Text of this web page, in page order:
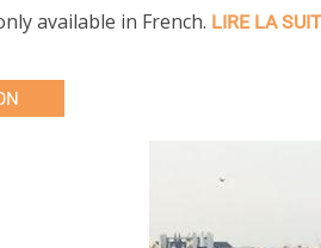
available in French. LIRE LA